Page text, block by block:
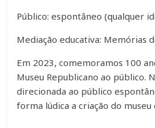
Público: espontâneo (qualquer
Mediação educativa: Memórias
Em 2023, comemoramos 100
Museu Republicano ao público.
direcionada ao público
forma lúdica a criação do museu